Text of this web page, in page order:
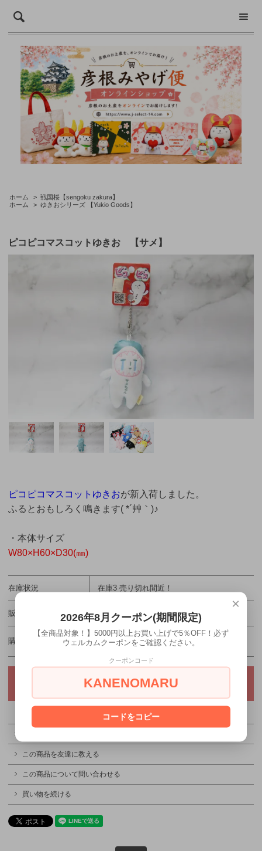
ホーム > 戦国桜【sengoku zakura】
ホーム
> ゆきおシリーズ 【Yukio Goods】
ピコピコマスコットゆきお 【サメ】
ピコピコマスコットゆきおが新入荷しました。
ふるとおもしろく鳴きます( *´艸｀)♪
・本体サイズ
W80×H60×D30(㎜)
在庫状況 在庫3 売り切れ間近！
販売価格 660円(税込)
購入数
この商品を友達に教える
この商品について問い合わせる
買い物を続ける
×
2026年8月クーポン(期間限定)
【全商品対象！】5000円以上お買い上げで5％OFF！必ず
ウェルカムクーポンをご確認ください。
クーポンコード
KANENOMARU
コードをコピー